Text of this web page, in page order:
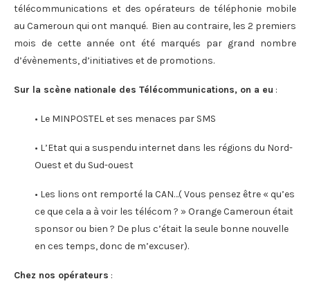
télécommunications et des opérateurs de téléphonie mobile
au Cameroun qui ont manqué. Bien au contraire, les 2 premiers
mois de cette année ont été marqués par grand nombre
d’évènements, d’initiatives et de promotions.
Sur la scène nationale des Télécommunications, on a eu :
• Le MINPOSTEL et ses menaces par SMS
• L’Etat qui a suspendu internet dans les régions du Nord-
Ouest et du Sud-ouest
• Les lions ont remporté la CAN…( Vous pensez être « qu’es
ce que cela a à voir les télécom ? » Orange Cameroun était
sponsor ou bien ? De plus c’était la seule bonne nouvelle
en ces temps, donc de m’excuser).
Chez nos opérateurs :